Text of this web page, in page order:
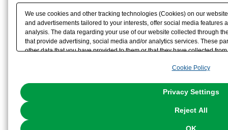
We use cookies and other tracking technologies (Cookies) on our
and advertisements tailored to your interests, offer social media features
analysis. The data regarding your use of our website collected through
that provide advertising, social media and/or analytics services. These
other data that you have provided to them or that they have collected
the use of all Cookies except for Strictly Necessary Cookies, please
You can change your consent or rejection settings at any time via
Cookie Policy
Privacy Settings
Reject All